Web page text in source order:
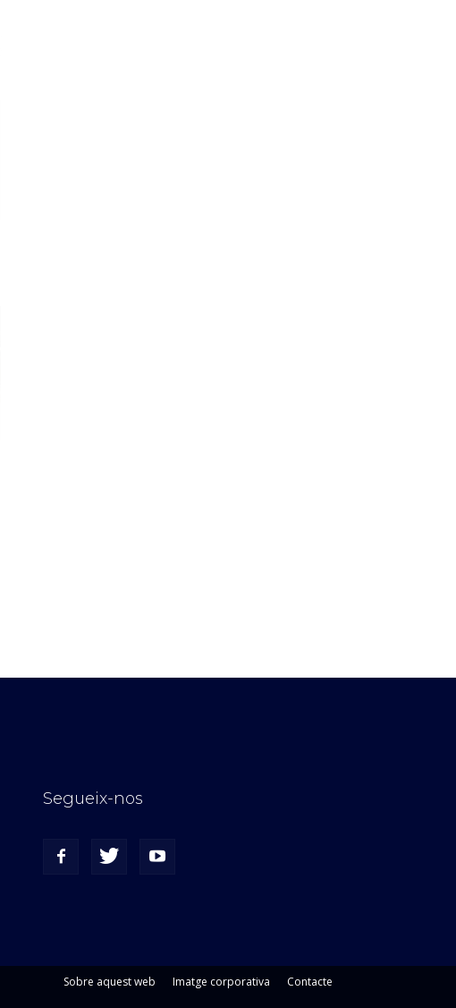
Segueix-nos
Sobre aquest web Imatge corporativa Contacte